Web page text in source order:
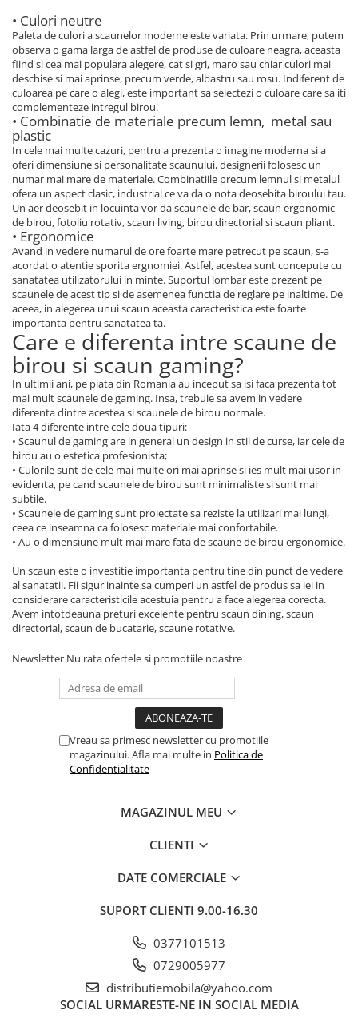
• Culori neutre
Paleta de culori a scaunelor moderne este variata. Prin urmare, putem
observa o gama larga de astfel de produse de culoare neagra, aceasta
fiind si cea mai populara alegere, cat si gri, maro sau chiar culori mai
deschise si mai aprinse, precum verde, albastru sau rosu. Indiferent de
culoarea pe care o alegi, este important sa selectezi o culoare care sa iti
complementeze intregul birou.
• Combinatie de materiale precum lemn, metal sau
plastic
In cele mai multe cazuri, pentru a prezenta o imagine moderna si a
oferi dimensiune si personalitate scaunului, designerii folosesc un
numar mai mare de materiale. Combinatiile precum lemnul si metalul
ofera un aspect clasic, industrial ce va da o nota deosebita biroului tau.
Un aer deosebit in locuinta vor da scaunele de bar, scaun ergonomic
de birou, fotoliu rotativ, scaun living, birou directorial si scaun pliant.
• Ergonomice
Avand in vedere numarul de ore foarte mare petrecut pe scaun, s-a
acordat o atentie sporita ergnomiei. Astfel, acestea sunt concepute cu
sanatatea utilizatorului in minte. Suportul lombar este prezent pe
scaunele de acest tip si de asemenea functia de reglare pe inaltime. De
aceea, in alegerea unui scaun aceasta caracteristica este foarte
importanta pentru sanatatea ta.
Care e diferenta intre scaune de
birou si scaun gaming?
In ultimii ani, pe piata din Romania au inceput sa isi faca prezenta tot
mai mult scaunele de gaming. Insa, trebuie sa avem in vedere
diferenta dintre acestea si scaunele de birou normale.
Iata 4 diferente intre cele doua tipuri:
• Scaunul de gaming are in general un design in stil de curse, iar cele de
birou au o estetica profesionista;
• Culorile sunt de cele mai multe ori mai aprinse si ies mult mai usor in
evidenta, pe cand scaunele de birou sunt minimaliste si sunt mai
subtile.
• Scaunele de gaming sunt proiectate sa reziste la utilizari mai lungi,
ceea ce inseamna ca folosesc materiale mai confortabile.
• Au o dimensiune mult mai mare fata de scaune de birou ergonomice.
Un scaun este o investitie importanta pentru tine din punct de vedere
al sanatatii. Fii sigur inainte sa cumperi un astfel de produs sa iei in
considerare caracteristicile acestuia pentru a face alegerea corecta.
Avem intotdeauna preturi excelente pentru scaun dining, scaun
directorial, scaun de bucatarie, scaune rotative.
Newsletter Nu rata ofertele si promotiile noastre
Vreau sa primesc newsletter cu promotiile
magazinului. Afla mai multe in Politica de
Confidentialitate
MAGAZINUL MEU
CLIENTI
DATE COMERCIALE
SUPORT CLIENTI 9.00-16.30
0377101513
0729005977
distributiemobila@yahoo.com
SOCIAL URMARESTE-NE IN SOCIAL MEDIA